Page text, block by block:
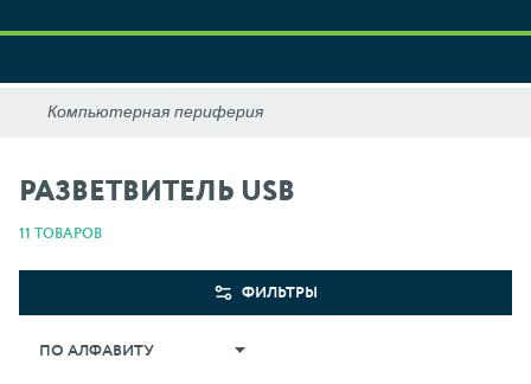
РАЗВЕТВИТЕЛЬ USB
11 ТОВАРОВ
ФИЛЬТРЫ
ПО АЛФАВИТУ